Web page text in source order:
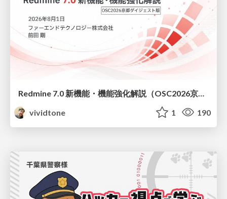
vividtone
1 190